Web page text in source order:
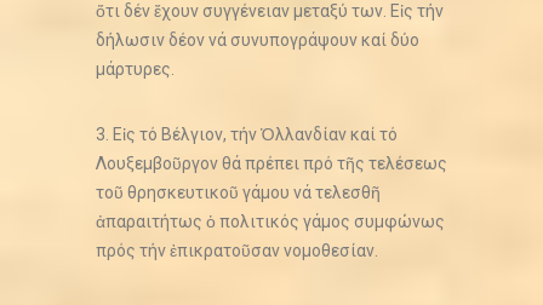
ὅτι δέν ἔχουν συγγένειαν μεταξύ των. Εἰς τήν
δήλωσιν δέον νά συνυπογράψουν καί δύο
μάρτυρες.
3. Εἰς τό Βέλγιον, τήν Ὁλλανδίαν καί τό
Λουξεμβοῦργον θά πρέπει πρό τῆς τελέσεως
τοῦ θρησκευτικοῦ γάμου νά τελεσθῆ
ἀπαραιτήτως ὁ πολιτικός γάμος συμφώνως
πρός τήν ἐπικρατοῦσαν νομοθεσίαν.